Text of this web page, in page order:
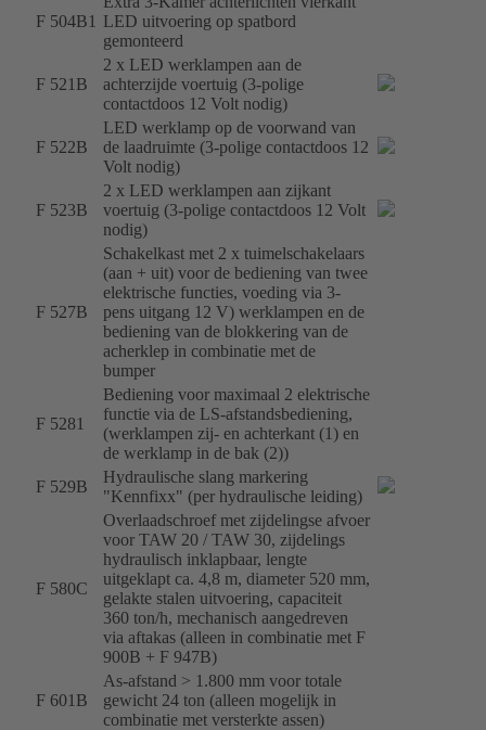
F 504B1 LED uitvoering op spatbord
gemonteerd
F 521B
2 x LED werklampen aan de
achterzijde voertuig (3-polige
contactdoos 12 Volt nodig)
F 522B
LED werklamp op de voorwand van
de laadruimte (3-polige contactdoos 12
Volt nodig)
F 523B
2 x LED werklampen aan zijkant
voertuig (3-polige contactdoos 12 Volt
nodig)
F 527B
Schakelkast met 2 x tuimelschakelaars
(aan + uit) voor de bediening van twee
elektrische functies, voeding via 3-
pens uitgang 12 V) werklampen en de
bediening van de blokkering van de
acherklep in combinatie met de
bumper
F 5281
Bediening voor maximaal 2 elektrische
functie via de LS-afstandsbediening,
(werklampen zij- en achterkant (1) en
de werklamp in de bak (2))
F 529B
Hydraulische slang markering
"Kennfixx" (per hydraulische leiding)
F 580C
Overlaadschroef met zijdelingse afvoer
voor TAW 20 / TAW 30, zijdelings
hydraulisch inklapbaar, lengte
uitgeklapt ca. 4,8 m, diameter 520 mm,
gelakte stalen uitvoering, capaciteit
360 ton/h, mechanisch aangedreven
via aftakas (alleen in combinatie met F
900B + F 947B)
F 601B
As-afstand > 1.800 mm voor totale
gewicht 24 ton (alleen mogelijk in
combinatie met versterkte assen)